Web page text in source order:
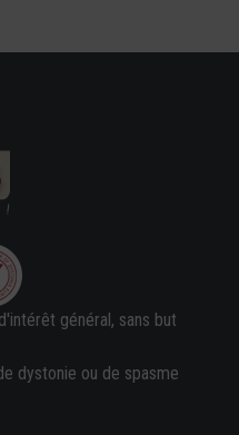
général, sans but
dystonie ou de spasme